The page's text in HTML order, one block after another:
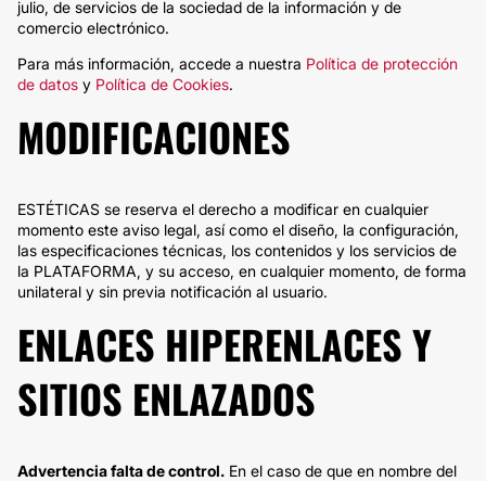
julio, de servicios de la sociedad de la información y de
comercio electrónico.
Para más información, accede a nuestra Política de protección
de datos y Política de Cookies.
MODIFICACIONES
ESTÉTICAS se reserva el derecho a modificar en cualquier
momento este aviso legal, así como el diseño, la configuración,
las especificaciones técnicas, los contenidos y los servicios de
la PLATAFORMA, y su acceso, en cualquier momento, de forma
unilateral y sin previa notificación al usuario.
ENLACES HIPERENLACES Y
SITIOS ENLAZADOS
Advertencia falta de control. En el caso de que en nombre del